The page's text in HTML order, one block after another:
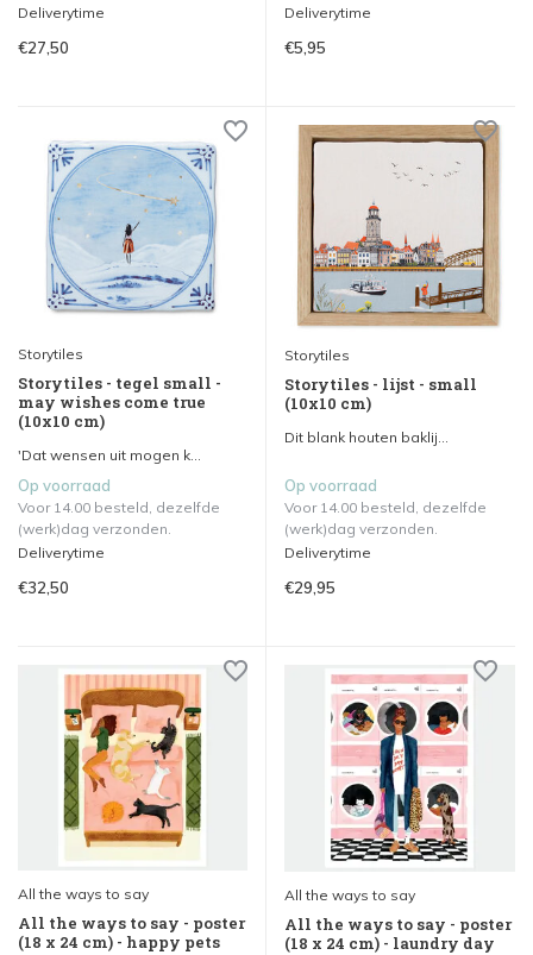
Deliverytime
€27,50
Deliverytime
€5,95
Storytiles
Storytiles - tegel small -
may wishes come true
(10x10 cm)
'Dat wensen uit mogen k...
Op voorraad
Voor 14.00 besteld, dezelfde
(werk)dag verzonden.
Deliverytime
€32,50
Storytiles
Storytiles - lijst - small
(10x10 cm)
Dit blank houten baklij...
Op voorraad
Voor 14.00 besteld, dezelfde
(werk)dag verzonden.
Deliverytime
€29,95
All the ways to say
All the ways to say - poster
(18 x 24 cm) - happy pets
All the ways to say
All the ways to say - poster
(18 x 24 cm) - laundry day